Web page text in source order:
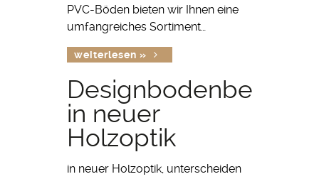
PVC-Böden bieten wir Ihnen eine
umfangreiches Sortiment…
weiterlesen »
Designbodenbeläge
in neuer
Holzoptik
in neuer Holzoptik, unterscheiden